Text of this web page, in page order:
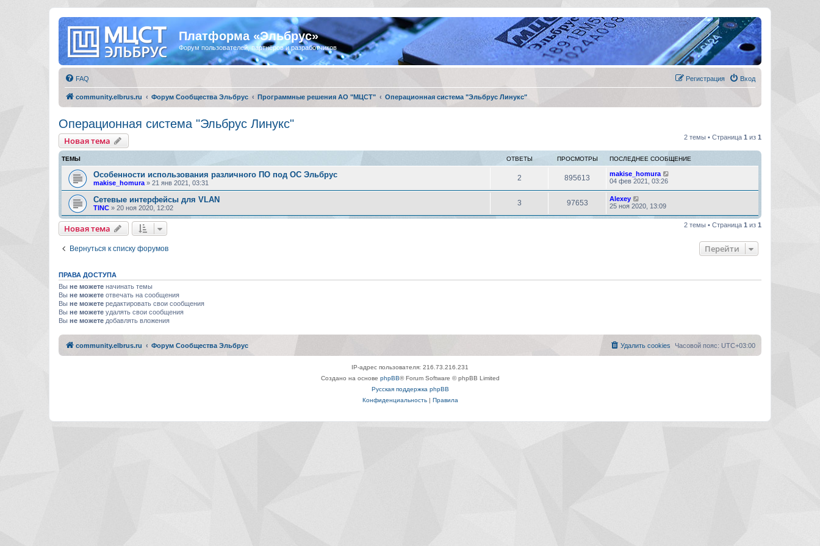
Платформа «Эльбрус»
Форум пользователей, партнёров и разработчиков
FAQ Вход
Регистрация
community.elbrus.ru Форум Сообщества Эльбрус Программные решения АО "МЦСТ" Операционная система "Эльбрус Линукс"
Операционная система "Эльбрус Линукс"
Новая тема 2 темы • Страница 1 из 1
ТЕМЫ ОТВЕТЫ ПРОСМОТРЫ ПОСЛЕДНЕЕ СООБЩЕНИЕ
Особенности использования различного ПО под ОС Эльбрус
makise_homura » 21 янв 2021, 03:31
2 895613
makise_homura
04 фев 2021, 03:26
Сетевые интерфейсы для VLAN
TINC » 20 ноя 2020, 12:02
3 97653
Alexey
25 ноя 2020, 13:09
Новая тема 2 темы • Страница 1 из 1
Вернуться к списку форумов Перейти
ПРАВА ДОСТУПА
Вы не можете начинать темы
Вы не можете отвечать на сообщения
Вы не можете редактировать свои сообщения
Вы не можете удалять свои сообщения
Вы не можете добавлять вложения
community.elbrus.ru Форум Сообщества Эльбрус Часовой пояс: UTC+03:00
Удалить cookies
IP-адрес пользователя: 216.73.216.231
Создано на основе phpBB® Forum Software © phpBB Limited
Русская поддержка phpBB
Конфиденциальность| Правила